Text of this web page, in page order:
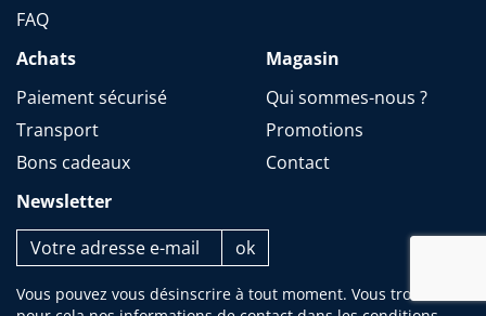
FAQ
Achats
Paiement sécurisé
Transport
Bons cadeaux
Magasin
Qui sommes-nous ?
Promotions
Contact
Newsletter
Vous pouvez vous désinscrire à tout moment. Vous trouverez